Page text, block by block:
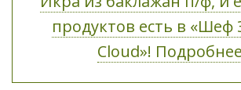
продуктов есть в «Шеф
Cloud»!